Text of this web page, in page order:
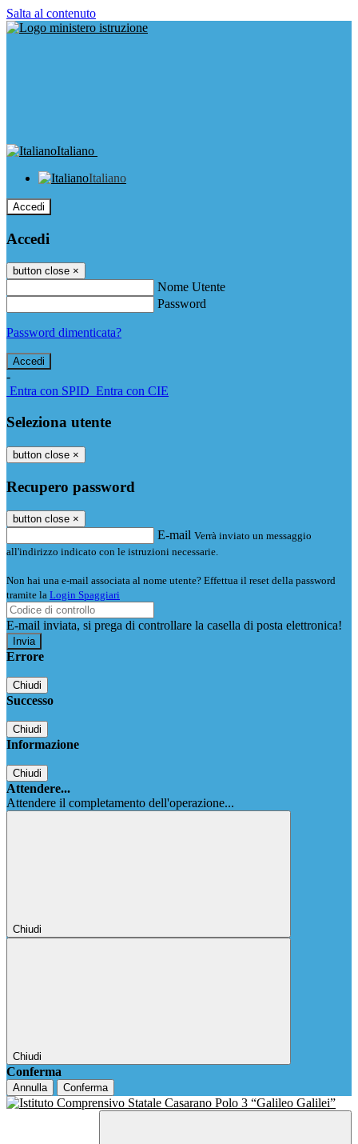
Salta al contenuto
Italiano
Italiano
Accedi
Accedi
button close ×
Nome Utente
Password
Password dimenticata?
-
Entra con SPID Entra con CIE
Seleziona utente
button close ×
Recupero password
button close ×
E-mail Verrà inviato un messaggio
all'indirizzo indicato con le istruzioni necessarie.
Non hai una e-mail associata al nome utente? Effettua il reset della password
tramite la Login Spaggiari
E-mail inviata, si prega di controllare la casella di posta elettronica!
Errore
Chiudi
Successo
Chiudi
Informazione
Chiudi
Attendere...
Attendere il completamento dell'operazione...
Chiudi
Chiudi
Conferma
Annulla Conferma